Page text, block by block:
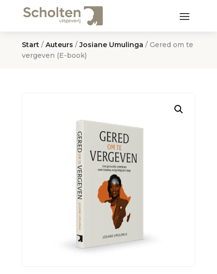
Start / Auteurs /Josiane Umulinga / Gered om te
vergeven (E-book)